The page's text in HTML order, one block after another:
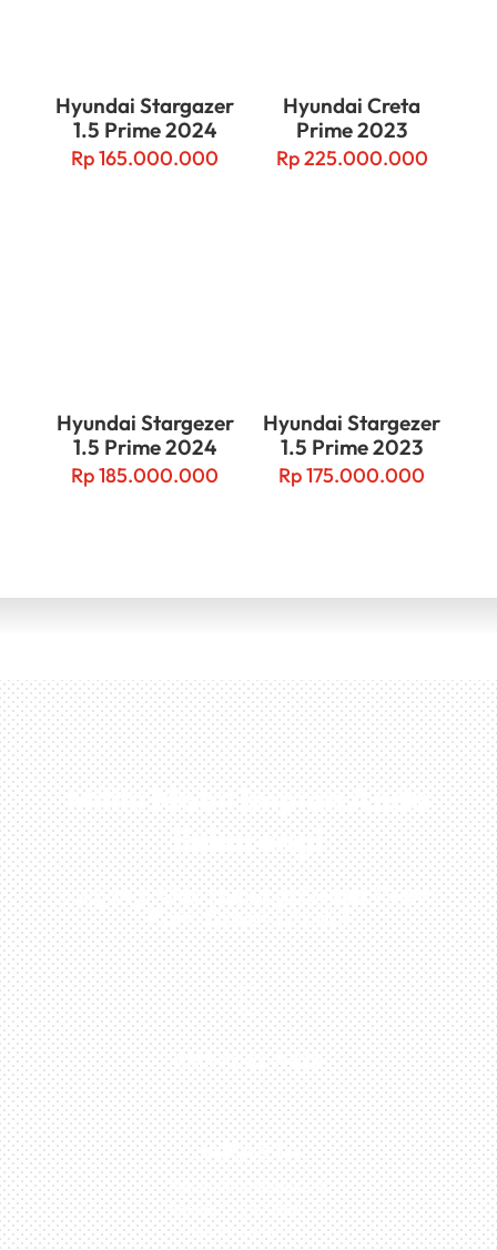
Hyundai Stargazer
1.5 Prime 2024
Rp165.000.000
Hyundai Creta
Prime 2023
Rp225.000.000
Hyundai Stargezer
1.5 Prime 2024
Rp185.000.000
Hyundai Stargezer
1.5 Prime 2023
Rp175.000.000
Miliki Mobil Impian Anda
Sekarang!
Kunjungi Atau Hubungi Dealer Resmi
Kami Di Kota Anda!

0813-1054-7548
JAKARTA
Perumahan Boulevard
Taman Surya 3 Blok h2,
No.27, Jakarta –